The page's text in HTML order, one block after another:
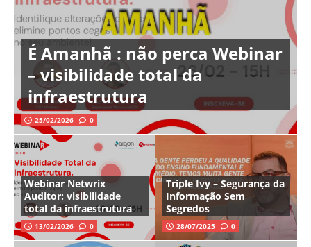
É Amanhã : não perca Webinar
– visibilidade total da
infraestrutura
25/02/2026 0
Webinar Netwrix
Auditor: visibilidade
total da infraestrutura
13/02/2026 0
Triple Ivy – Segurança da
Informação Sem
Segredos
28/07/2025 0